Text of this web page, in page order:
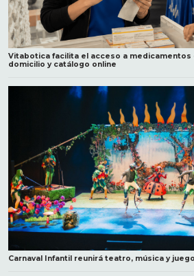
Vitabotica facilita el acceso a medicamentos
domicilio y catálogo online
Carnaval Infantil reunirá teatro, música y